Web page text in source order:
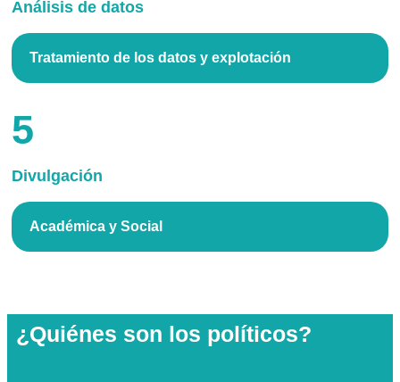
Análisis de datos
Tratamiento de los datos y explotación
5
Divulgación
Académica y Social
¿Quiénes son los políticos?